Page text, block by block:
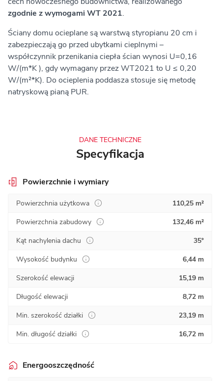
zgodnie z wymogami WT 2021.
Ściany domu ocieplane są warstwą styropianu 20 cm i
zabezpieczają go przed ubytkami cieplnymi –
współczynnik przenikania ciepła ścian wynosi U=0,16
W/(m*K ), gdy wymagany przez WT2021 to U ≤ 0,20
W/(m²*K). Do ocieplenia poddasza stosuje się metodę
natryskową pianą PUR.
DANE TECHNICZNE
Specyfikacja
Powierzchnie i wymiary
Powierzchnia użytkowa
110,25 m²
Powierzchnia zabudowy
132,46 m²
Kąt nachylenia dachu
35°
Wysokość budynku
6,44 m
Szerokość elewacji
15,19 m
Długość elewacji
8,72 m
Min. szerokość działki
23,19 m
Min. długość działki
16,72 m
Energooszczędność